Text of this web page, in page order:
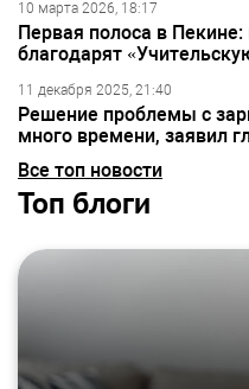
10 марта 2026, 18:17
Первая полоса в Пекине:
благодарят
11 декабря 2025, 21:40
Решение проблемы с
много времени, заявил
Все топ новости
Топ блоги